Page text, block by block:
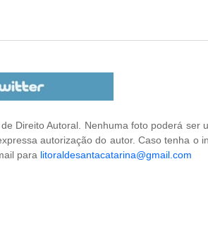
Direito Autoral. Nenhuma foto poderá ser
autorização do autor. Caso tenha o
para litoraldesantacatarina@gmail.com